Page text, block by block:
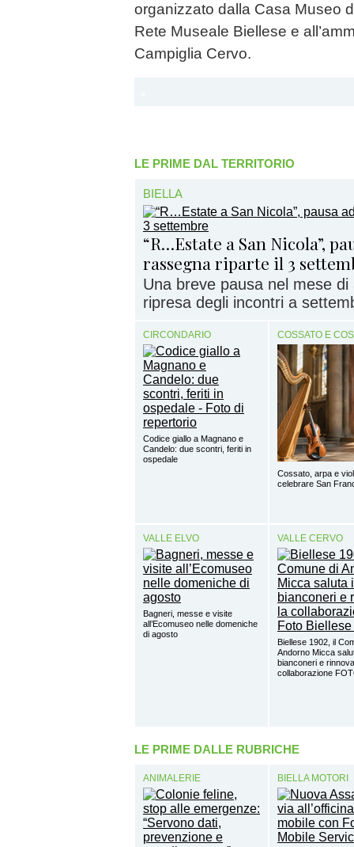
organizzato dalla Casa Museo
Rete Museale Biellese e
Campiglia Cervo.
LE PRIME DAL TERRITORIO
BIELLA
“R…Estate a San Nicola”,
rassegna riparte il 3
Una breve pausa nel mese
ripresa degli incontri a
CIRCONDARIO
Codice giallo a Magnano e
Candelo: due scontri, feriti in
ospedale
COSSATO E
Cossato, arpa e
celebrare San
VALLE ELVO
Bagneri, messe e visite
all’Ecomuseo nelle domeniche
di agosto
VALLE CERVO
Biellese 1902, il
Andorno Micca
bianconeri e
collaborazione
LE PRIME DALLE RUBRICHE
ANIMALERIE BIELLA MOTORI